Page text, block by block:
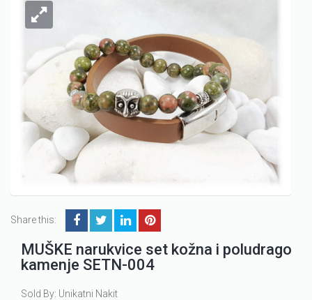
Share this:
MUŠKE narukvice set kožna i poludrago
kamenje SETN-004
Sold By: Unikatni Nakit